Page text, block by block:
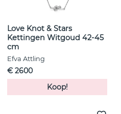
Love Knot & Stars
Kettingen Witgoud 42-45
cm
Efva Attling
€ 2600
Koop!